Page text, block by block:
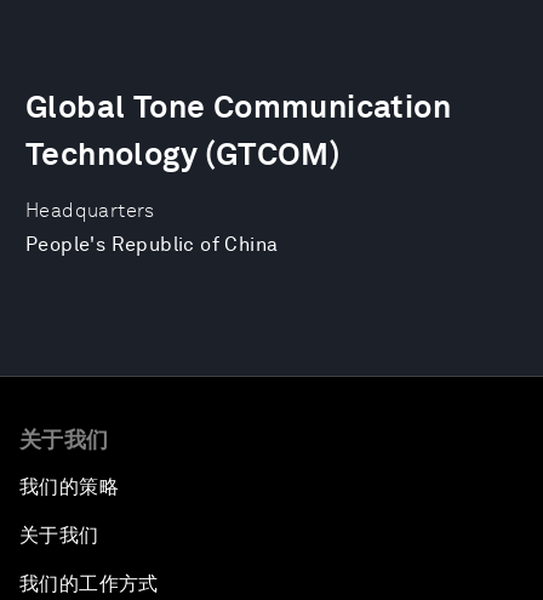
Headquarters
People's Republic of China
Global Tone Communication
Technology (GTCOM)
关于我们
我们的策略
关于我们
我们的工作方式